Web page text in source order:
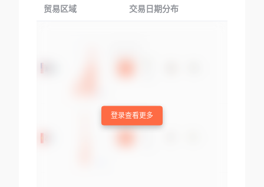
贸易区域 交易日期分布
登录查看更多